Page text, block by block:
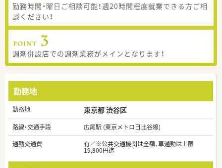
勤務時間・曜日ご相談可能！週20時間程度就業できる方ご相
談ください！
調剤併設店での調剤業務がメインとなります！
勤務地
勤務地 東京都 渋谷区
路線・交通手段
広尾駅 (東京メトロ日比谷線)
通勤交通費
有／※公共交通機関は全額、車通勤は上限
19,800円迄